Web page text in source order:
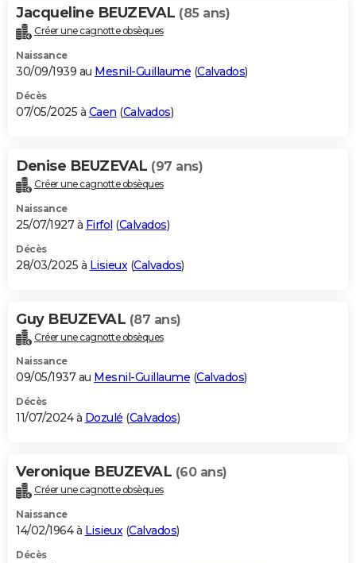
Bricolage
Lifestyle
Culture
Sport
Auto
Television
Voyage
Cinema
Jacqueline BEUZEVAL (85 ans)
Créer une cagnotte obsèques
Naissance
30/09/1939 au Mesnil-Guillaume (Calvados)
Décès
07/05/2025 à Caen (Calvados)
Denise BEUZEVAL (97 ans)
Créer une cagnotte obsèques
Naissance
25/07/1927 à Firfol (Calvados)
Décès
28/03/2025 à Lisieux (Calvados)
Guy BEUZEVAL (87 ans)
Créer une cagnotte obsèques
Naissance
09/05/1937 au Mesnil-Guillaume (Calvados)
Décès
11/07/2024 à Dozulé (Calvados)
Veronique BEUZEVAL (60 ans)
Créer une cagnotte obsèques
Naissance
14/02/1964 à Lisieux(Calvados)
Décès